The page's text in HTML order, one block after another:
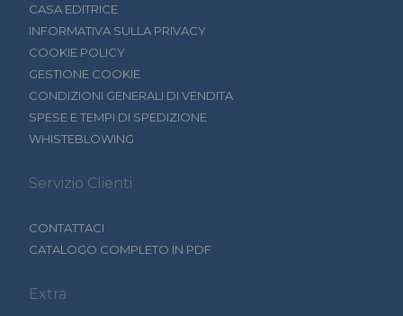
CASA EDITRICE
INFORMATIVA SULLA PRIVACY
COOKIE POLICY
GESTIONE COOKIE
CONDIZIONI GENERALI DI VENDITA
SPESE E TEMPI DI SPEDIZIONE
WHISTEBLOWING
Servizio Clienti
CONTATTACI
CATALOGO COMPLETO IN PDF
Extra